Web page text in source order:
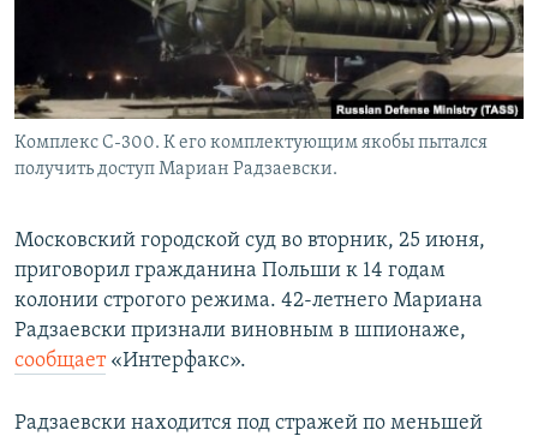
Комплекс С-300. К его комплектующим якобы пытался
получить доступ Мариан Радзаевски.
Московский городской суд во вторник, 25 июня,
приговорил гражданина Польши к 14 годам
колонии строгого режима. 42-летнего Мариана
Радзаевски признали виновным в шпионаже,
сообщает«Интерфакс».
Радзаевски находится под стражей по меньшей